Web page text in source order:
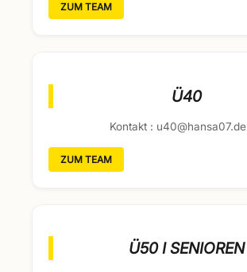
ZUM TEAM
Ü40
Kontakt : u40@hansa07.de
ZUM TEAM
Ü50 I SENIOREN